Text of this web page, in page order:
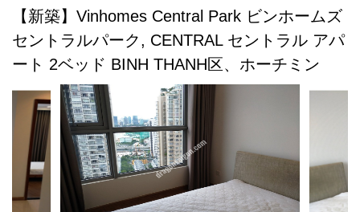
【新築】Vinhomes Central Park ビンホームズ
セントラルパーク, CENTRAL セントラル アパ
ート 2ベッド BINH THANH区、ホーチミン